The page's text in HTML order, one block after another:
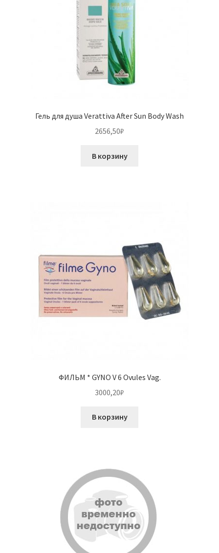
Гель для душа Verattiva After Sun Body Wash
2656,50₽
В корзину
ФИЛЬМ * GYNO V 6 Ovules Vag.
3000,20₽
В корзину